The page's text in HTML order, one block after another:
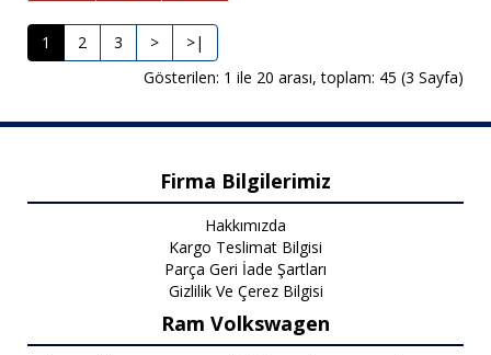
1 2 3 >
>|
Gösterilen: 1 ile 20 arası, toplam: 45 (3 Sayfa)
Firma Bilgilerimiz
Hakkımızda
Kargo Teslimat Bilgisi
Parça Geri İade Şartları
Gizlilik Ve Çerez Bilgisi
Ram Volkswagen